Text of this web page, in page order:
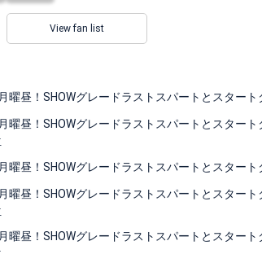
View fan list
曜昼！SHOWグレードラストスパートとスター
曜昼！SHOWグレードラストスパートとスター
曜昼！SHOWグレードラストスパートとスター
曜昼！SHOWグレードラストスパートとスター
曜昼！SHOWグレードラストスパートとスター